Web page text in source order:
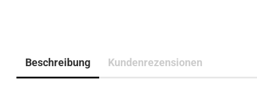
Beschreibung Kundenrezensionen